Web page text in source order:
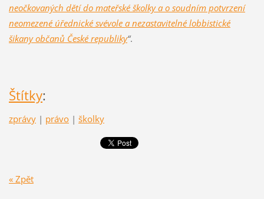
neočkovaných dětí do mateřské školky a o soudním potvrzení
neomezené úřednické svévole a nezastavitelné lobbistické
šikany občanů České republiky“.
Štítky:
zprávy | právo | školky
« Zpět